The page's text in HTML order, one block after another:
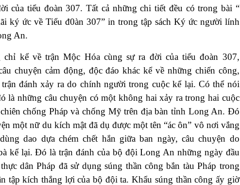
của tiểu đoàn 307. Tất cả những chi tiết đều có trong bài “
ký ức về Tiểu đ0àn 307” in trong tập sách Ký ức người lính
An.
chỉ kể về trận Mộc Hóa cùng sự ra đời của tiểu đoàn 307,
chuyện cảm động, độc đáo khác kể về những chiến công,
đánh xảy ra do chính người trong cuộc kể lại. Có thể nói
là những câu chuyện có một không hai xảy ra trong hai cuộc
chống Pháp và chống Mỹ trên địa bàn tỉnh Long An. Đó
một nữ du kích mật đã dụ được một tên “ác ôn” vô nơi vắng
dao dựa chém chết hắn giữa ban ngày, câu chuyện do
kể lại. Đó là trận đánh của bộ đội Long An những ngày đầu
dân Pháp đã sử dụng súng thần công bắn tàu Pháp trong
tập kích thắng lợi của bộ đội ta. Khẩu súng thần công ấy giờ